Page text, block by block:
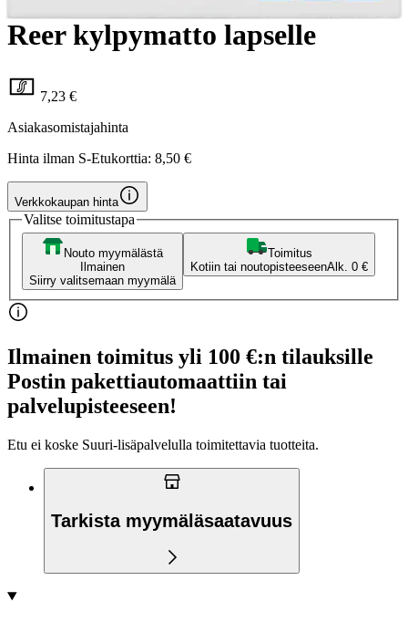
Reer kylpymatto lapselle
7,23 €
Asiakasomistajahinta
Hinta ilman S-Etukorttia: 8,50 €
Verkkokaupan hinta
Valitse toimitustapa
Nouto myymälästä
Ilmainen
Siirry valitsemaan myymälä
Toimitus
Kotiin tai noutopisteeseenAlk. 0 €
Ilmainen toimitus yli 100 €:n tilauksille
Postin pakettiautomaattiin tai
palvelupisteeseen!
Etu ei koske Suuri‑lisäpalvelulla toimitettavia tuotteita.
Tarkista myymäläsaatavuus